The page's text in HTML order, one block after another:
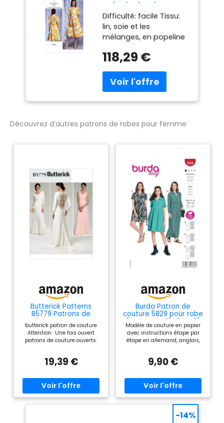
Patrons de Robes
pour Femme
Multicolore
Difficulté: facile Tissu:
lin, soie et les
mélanges, en popeline
les pièces du patron et
Imprimé aux États-Unis.
American Motif Tracy
Reese
118,29 €
Découvrez d’autres patrons de robes pour femme
Butterick Patterns
B5779 Patrons de
Robes pour Femme
Blanc Tailles 32 à 40
butterick patron de couture
Attention : Une fois ouvert
patrons de couture ouverts.
à pas faciles à suivre.
19,39 €
Burda Patron de
couture 5829 pour robe
[Femme Taille 34-48]
Niveau 1 Super Easy
Modèle de couture en papier
avec instructions étape par
étape en allemand, anglais,
9,90 €
-14%